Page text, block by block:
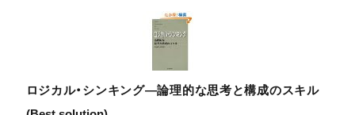
ロジカル・シンキング―論理的な思考と構成のスキル